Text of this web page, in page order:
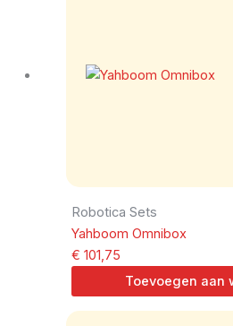
Robotica Sets
Yahboom Omnibox
€ 101,75
Toevoegen aan